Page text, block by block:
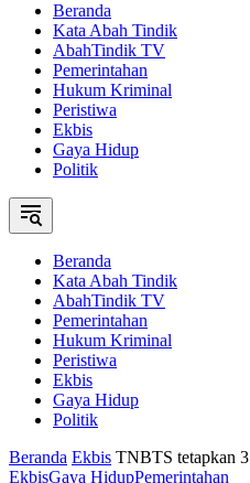
Beranda
Kata Abah Tindik
AbahTindik TV
Pemerintahan
Hukum Kriminal
Peristiwa
Ekbis
Gaya Hidup
Politik
Beranda
Kata Abah Tindik
AbahTindik TV
Pemerintahan
Hukum Kriminal
Peristiwa
Ekbis
Gaya Hidup
Politik
Beranda Ekbis TNBTS tetapkan
EkbisGaya HidupPemerintahan